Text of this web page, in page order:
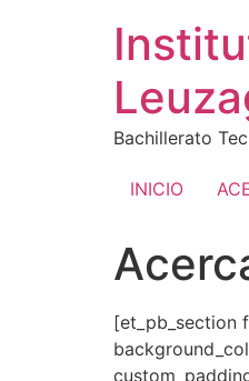
Bachillerato
INICIO
[et_pb_section